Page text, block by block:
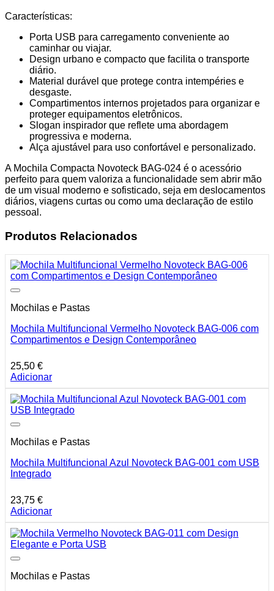
Características:
Porta USB para carregamento conveniente ao
caminhar ou viajar.
Design urbano e compacto que facilita o transporte
diário.
Material durável que protege contra intempéries e
desgaste.
Compartimentos internos projetados para organizar e
proteger equipamentos eletrônicos.
Slogan inspirador que reflete uma abordagem
progressiva e moderna.
Alça ajustável para uso confortável e personalizado.
A Mochila Compacta Novoteck BAG-024 é o acessório
perfeito para quem valoriza a funcionalidade sem abrir mão
de um visual moderno e sofisticado, seja em deslocamentos
diários, viagens curtas ou como uma declaração de estilo
pessoal.
Produtos Relacionados
Mochilas e Pastas
Mochila Multifuncional Vermelho Novoteck BAG-006 com
Compartimentos e Design Contemporâneo
25,50 €
Adicionar
Mochilas e Pastas
Mochila Multifuncional Azul Novoteck BAG-001 com USB
Integrado
23,75 €
Adicionar
Mochilas e Pastas